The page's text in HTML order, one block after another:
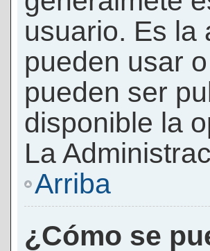
usuario. Es la
pueden usar
pueden ser
disponible la
La
Arriba
¿Cómo se